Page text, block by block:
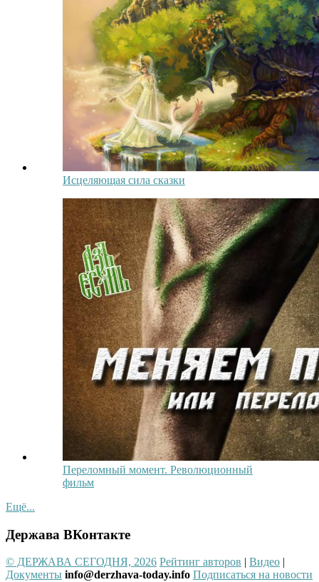
Исцеляющая сила сказки
Переломный момент. Революционный
фильм
Ещё...
Держава ВКонтакте
© ДЕРЖАВА СЕГОДНЯ, 2026 Рейтинг авторов | Видео |
Документы info@derzhava-today.info Подписаться на новости